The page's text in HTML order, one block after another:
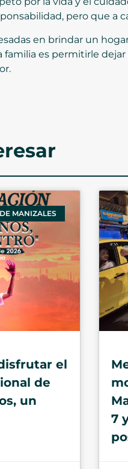
pero que a
en brindar un
familia es permitirle
MANIZALES
el
de
un
7